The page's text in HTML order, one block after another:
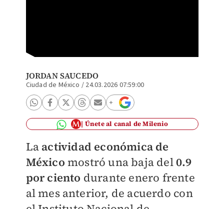
JORDAN SAUCEDO
Ciudad de México / 24.03.2026 07:59:00
Únete al canal de Milenio
La actividad económica de
México mostró una baja del0.9
por ciento durante enero frente
al mes anterior, de acuerdo con